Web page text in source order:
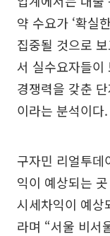
약 수요가 ‘확실
집중될 것으로
서 실수요자들이
경쟁력을 갖춘
이라는 분석이다.
구자민 리얼투데
익이 예상되는
시세차익이 예상
라며 “서울 비서